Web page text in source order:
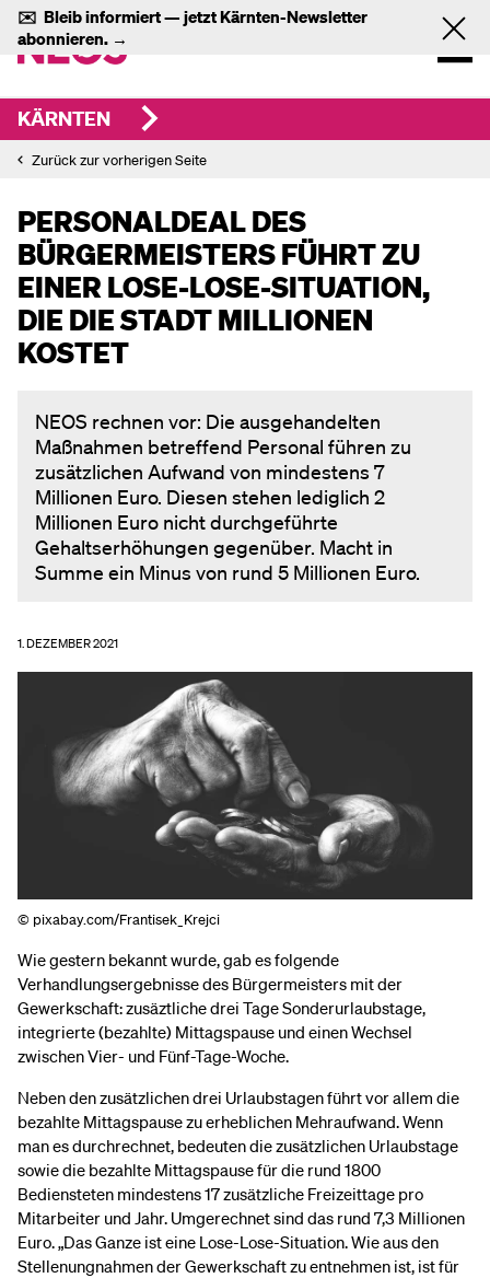
✉️ Bleib informiert — jetzt Kärnten-Newsletter
abonnieren. →
KÄRNTEN
Zurück zur vorherigen Seite
PERSONALDEAL DES
BÜRGERMEISTERS FÜHRT ZU
EINER LOSE-LOSE-SITUATION,
DIE DIE STADT MILLIONEN
KOSTET
NEOS rechnen vor: Die ausgehandelten
Maßnahmen betreffend Personal führen zu
zusätzlichen Aufwand von mindestens 7
Millionen Euro. Diesen stehen lediglich 2
Millionen Euro nicht durchgeführte
Gehaltserhöhungen gegenüber. Macht in
Summe ein Minus von rund 5 Millionen Euro.
1. DEZEMBER 2021
© pixabay.com/Frantisek_Krejci
Wie gestern bekannt wurde, gab es folgende
Verhandlungsergebnisse des Bürgermeisters mit der
Gewerkschaft: zusäztliche drei Tage Sonderurlaubstage,
integrierte (bezahlte) Mittagspause und einen Wechsel
zwischen Vier- und Fünf-Tage-Woche.
Neben den zusätzlichen drei Urlaubstagen führt vor allem die
bezahlte Mittagspause zu erheblichen Mehraufwand. Wenn
man es durchrechnet, bedeuten die zusätzlichen Urlaubstage
sowie die bezahlte Mittagspause für die rund 1800
Bediensteten mindestens 17 zusätzliche Freizeittage pro
Mitarbeiter und Jahr. Umgerechnet sind das rund 7,3 Millionen
Euro. „Das Ganze ist eine Lose-Lose-Situation. Wie aus den
Stellenungnahmen der Gewerkschaft zu entnehmen ist, ist für